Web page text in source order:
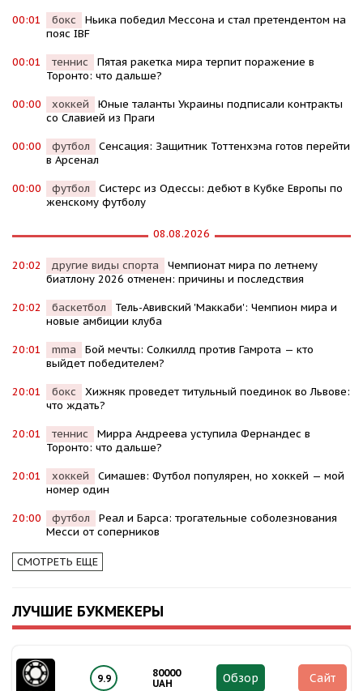
00:01 бокс
Ньика победил Мессона и стал претендентом на
пояс IBF
00:01 теннис
Пятая ракетка мира терпит поражение в
Торонто: что дальше?
00:00 хоккей
Юные таланты Украины подписали контракты
со Славией из Праги
00:00 футбол
Сенсация: Защитник Тоттенхэма готов перейти
в Арсенал
00:00 футбол
Систерс из Одессы: дебют в Кубке Европы по
женскому футболу
08.08.2026
20:02 другие виды спорта
Чемпионат мира по летнему
биатлону 2026 отменен: причины и последствия
20:02 баскетбол
Тель-Авивский 'Маккаби': Чемпион мира и
новые амбиции клуба
20:01 mma
Бой мечты: Солкиллд против Гамрота — кто
выйдет победителем?
20:01 бокс
Хижняк проведет титульный поединок во Львове:
что ждать?
20:01 теннис
Мирра Андреева уступила Фернандес в
Торонто: что дальше?
20:01 хоккей
Симашев: Футбол популярен, но хоккей — мой
номер один
20:00 футбол
Реал и Барса: трогательные соболезнования
Месси от соперников
СМОТРЕТЬ ЕЩЕ
ЛУЧШИЕ БУКМЕКЕРЫ
9.9
80000
UAH
Обзор Сайт